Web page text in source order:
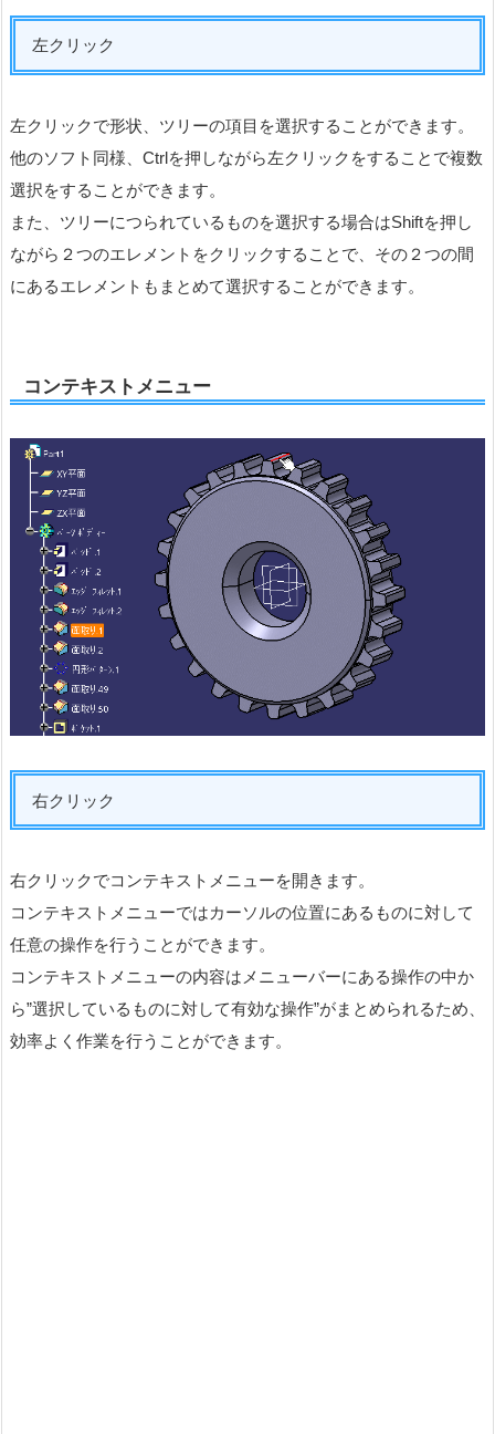
左クリック
左クリックで形状、ツリーの項目を選択することができます。
他のソフト同様、Ctrlを押しながら左クリックをすることで複数
選択をすることができます。
また、ツリーにつられているものを選択する場合はShiftを押し
ながら２つのエレメントをクリックすることで、その２つの間
にあるエレメントもまとめて選択することができます。
コンテキストメニュー
右クリック
右クリックでコンテキストメニューを開きます。
コンテキストメニューではカーソルの位置にあるものに対して
任意の操作を行うことができます。
コンテキストメニューの内容はメニューバーにある操作の中か
ら”選択しているものに対して有効な操作”がまとめられるため、
効率よく作業を行うことができます。